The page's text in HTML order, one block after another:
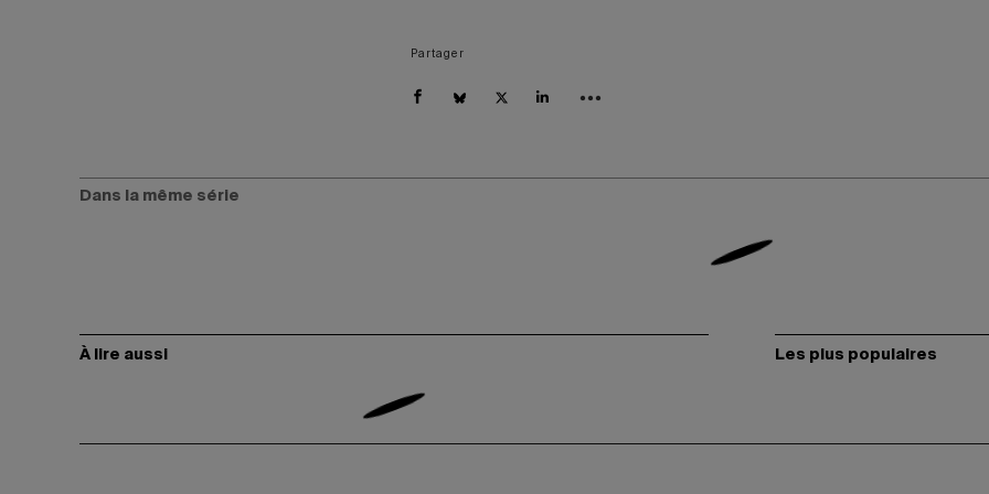
Partager
Dans la même série
À lire aussi Les plus populaires